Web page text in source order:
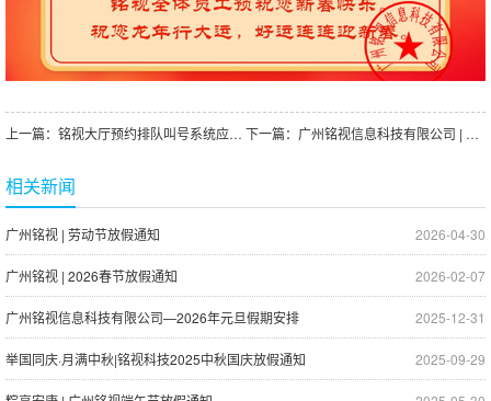
上一篇： 铭视大厅预约排队叫号系统应用概述 下一篇： 广州铭视信息科技有限公司 | 五一劳动节放假安排
相关新闻
2026-04-30
广州铭视 | 劳动节放假通知
2026-02-07
广州铭视 | 2026春节放假通知
2025-12-31
广州铭视信息科技有限公司—2026年元旦假期安排
2025-09-29
举国同庆·月满中秋|铭视科技2025中秋国庆放假通知